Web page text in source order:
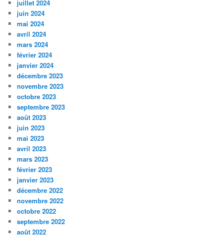
juillet 2024
juin 2024
mai 2024
avril 2024
mars 2024
février 2024
janvier 2024
décembre 2023
novembre 2023
octobre 2023
septembre 2023
août 2023
juin 2023
mai 2023
avril 2023
mars 2023
février 2023
janvier 2023
décembre 2022
novembre 2022
octobre 2022
septembre 2022
août 2022